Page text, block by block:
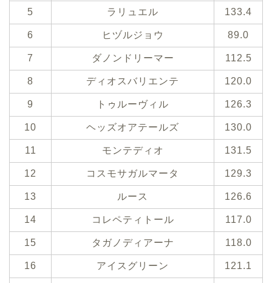
5 ラリュエル 133.4
6 ヒヅルジョウ 89.0
7 ダノンドリーマー 112.5
8 ディオスバリエンテ 120.0
9 トゥルーヴィル 126.3
10 ヘッズオアテールズ 130.0
11 モンテディオ 131.5
12 コスモサガルマータ 129.3
13 ルース 126.6
14 コレペティトール 117.0
15 タガノディアーナ 118.0
16 アイスグリーン 121.1